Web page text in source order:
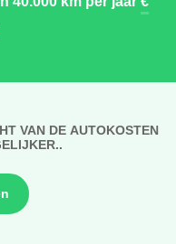
VAN DE AUTOKOSTEN